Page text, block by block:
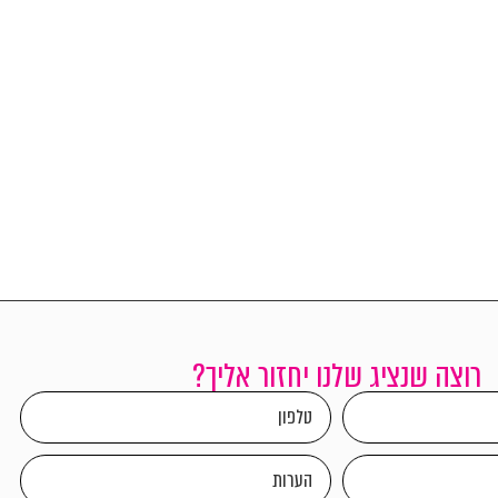
רוצה שנציג שלנו יחזור אליך?